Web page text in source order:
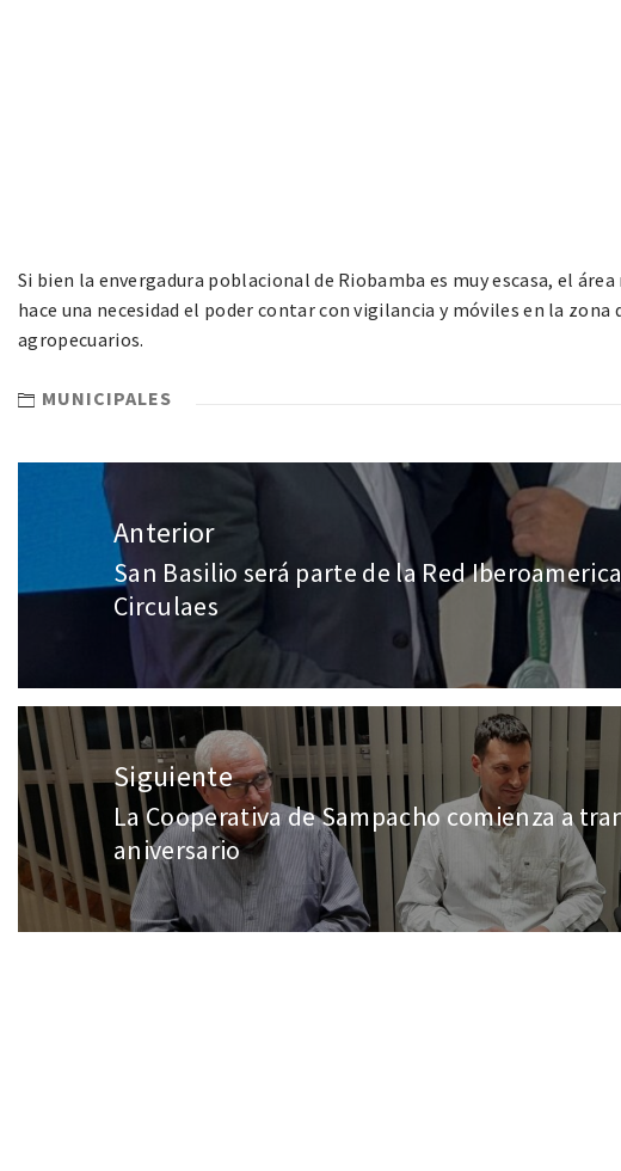
Si bien la envergadura poblacional de Riobamba es muy escasa, el
hace una necesidad el poder contar con vigilancia y móviles en la
agropecuarios.
MUNICIPALES
Anterior
San Basilio será parte de la Red
Circulaes
Siguiente
La Cooperativa de Sampacho comienza a
aniversario